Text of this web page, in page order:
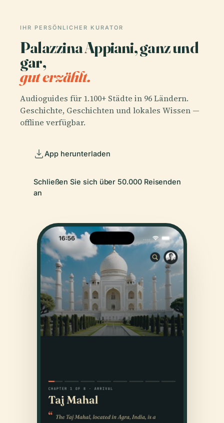
IHR PERSÖNLICHER KURATOR
Palazzina Appiani, ganz und
gar,
gut erzählt.
Audioguides für 1.100+ Städte in 96 Ländern.
Geschichte, Geschichten und lokales Wissen —
offline verfügbar.
App herunterladen
Schließen Sie sich über 50.000 Reisenden
an